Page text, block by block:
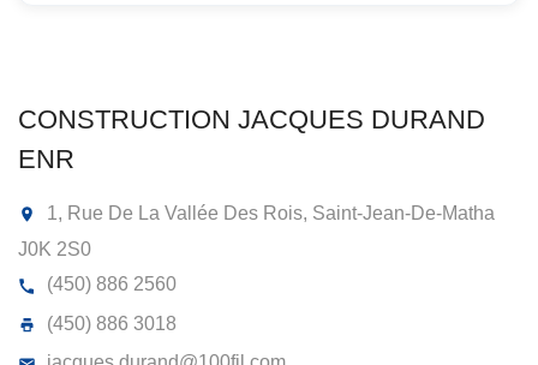
CONSTRUCTION JACQUES DURAND
ENR